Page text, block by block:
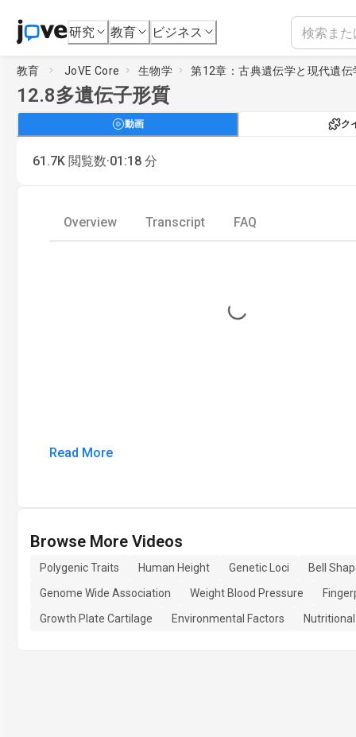
研究 教育 ビジネス
教育 JoVE Core 生物学 第12章：古典遺伝学と現代遺伝
12.8多遺伝子形質
動画 ク
61.7K 閲覧数·01:18 分
Overview Transcript FAQ
Loading...
Read More
Browse More Videos
Polygenic Traits Human Height Genetic Loci
Bell
Genome Wide Association
Weight Blood Pressure
Growth Plate Cartilage
Environmental Factors